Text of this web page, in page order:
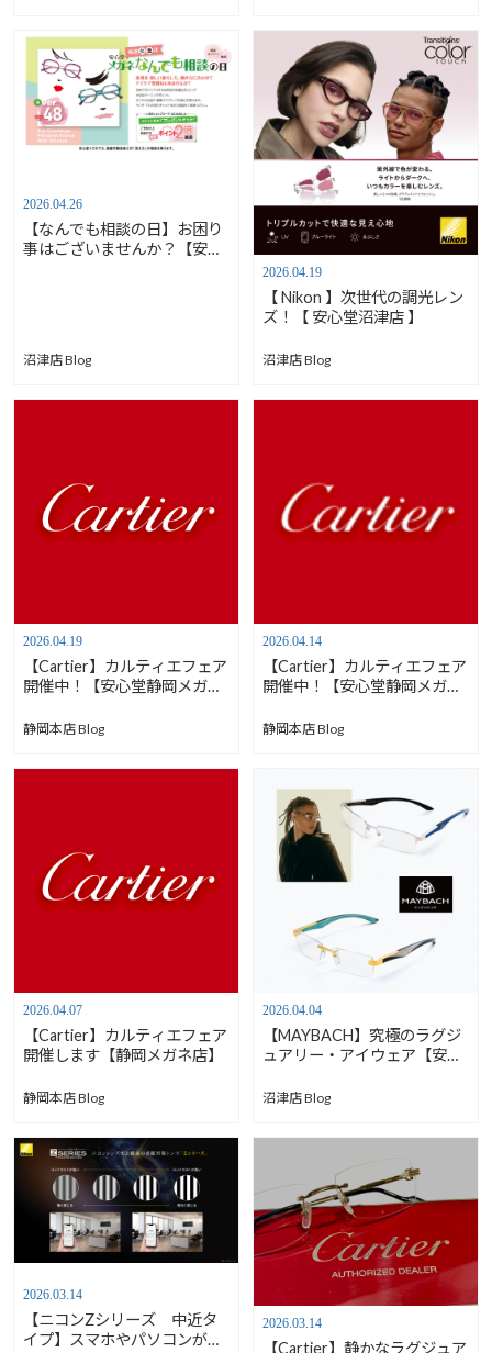
2026.04.26
【なんでも相談の日】お困り
事はございませんか？【安心
沼津店 Blog
2026.04.19
【 Nikon 】次世代の調光レン
ズ！【 安心堂沼津店 】
沼津店 Blog
2026.04.19
【Cartier】カルティエフェア
開催中！【安心堂静岡メガネ
静岡本店 Blog
2026.04.14
【Cartier】カルティエフェア
開催中！【安心堂静岡メガネ
静岡本店 Blog
2026.04.07
【Cartier】カルティエフェア
開催します【静岡メガネ店】
静岡本店 Blog
2026.04.04
【MAYBACH】究極のラグジ
ュアリー・アイウェア【安心
沼津店 Blog
2026.03.14
【ニコンZシリーズ 中近タ
イプ】スマホやパソコンが見
2026.03.14
【Cartier】静かなラグジュア